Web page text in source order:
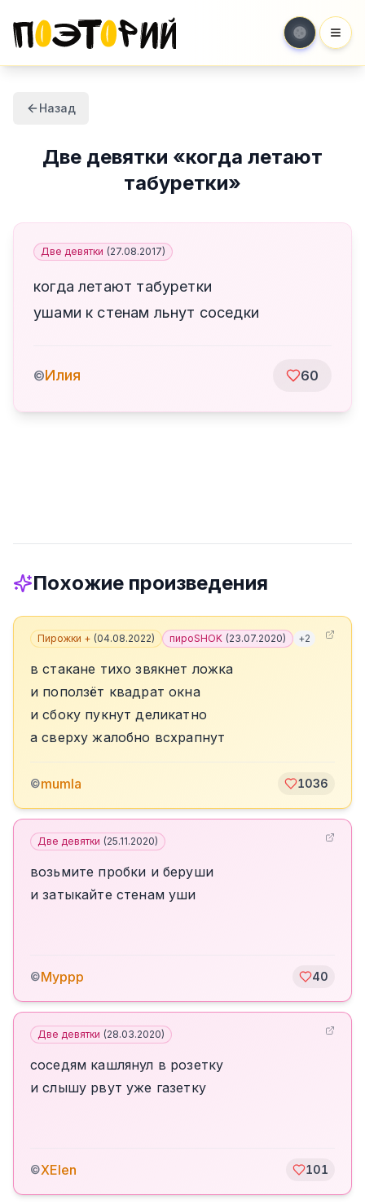
Назад
Две девятки «когда летают
табуретки»
Две девятки (27.08.2017)
когда летают табуретки
ушами к стенам льнут соседки
©Илия 60
Похожие произведения
Пирожки + (04.08.2022) пироSHOK (23.07.2020) +2
в стакане тихо звякнет ложка
и поползёт квадрат окна
и сбоку пукнут деликатно
а сверху жалобно всхрапнут
©mumla 1036
Две девятки (25.11.2020)
возьмите пробки и беруши
и затыкайте стенам уши
©Муррр 40
Две девятки (28.03.2020)
соседям кашлянул в розетку
и слышу рвут уже газетку
©XElen 101